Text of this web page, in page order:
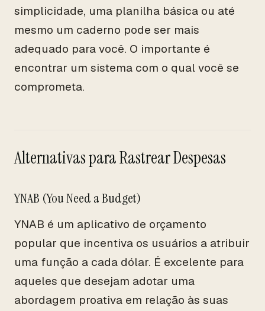
simplicidade, uma planilha básica ou até
mesmo um caderno pode ser mais
adequado para você. O importante é
encontrar um sistema com o qual você se
comprometa.
Alternativas para Rastrear Despesas
YNAB (You Need a Budget)
YNAB é um aplicativo de orçamento
popular que incentiva os usuários a atribuir
uma função a cada dólar. É excelente para
aqueles que desejam adotar uma
abordagem proativa em relação às suas